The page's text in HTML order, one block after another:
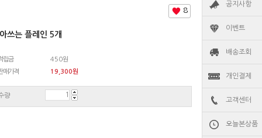
공지사항
이벤트
배송조회
개인결제
고객센터
오늘본상품
8
쓰는 플레인 5개
립금
450원
매가격
19,300원
량